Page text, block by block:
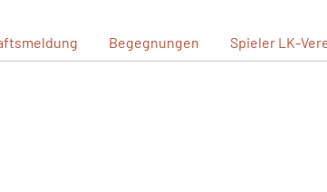
Begegnungen Spieler LK-